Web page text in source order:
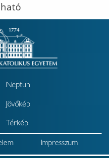
Neptun
Jövőkép
Térkép
Impresszum